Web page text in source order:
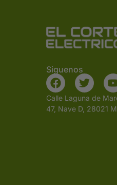
Siguenos
Calle Laguna de
47, Nave D, 28021